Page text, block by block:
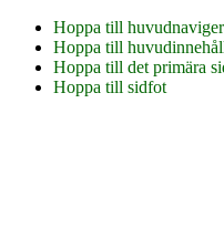
Hoppa till
Hoppa till
Hoppa till det primära
Hoppa till sidfot